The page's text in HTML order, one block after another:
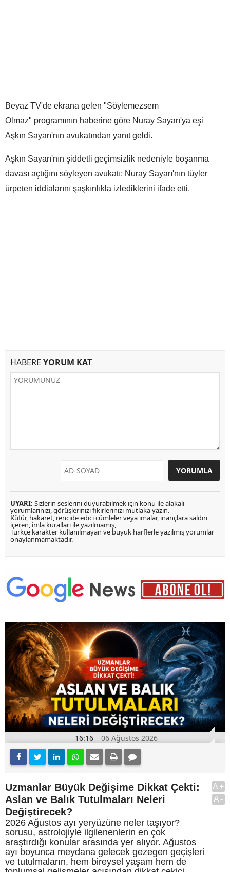
Beyaz TV'de ekrana gelen "Söylemezsem
Olmaz" programının haberine göre Nuray Sayarı'ya eşi
Aşkın Sayarı'nın avukatından yanıt geldi.
Aşkın Sayarı'nın şiddetli geçimsizlik nedeniyle boşanma
davası açtığını söyleyen avukatı; Nuray Sayarı'nın tüyler
ürpeten iddialarını şaşkınlıkla izlediklerini ifade etti.
HABERE YORUM KAT
UYARI: Sizlerin seslerini duyurabilmek için konu ile alakalı
yorumlarınızı, görüşlerinizi fikirlerinizi mutlaka yazın.
Küfür, hakaret, rencide edici cümleler veya imalar, inançlara saldırı
içeren, imla kuralları ile yazılmamış,
Türkçe karakter kullanılmayan ve büyük harflerle yazılmış yorumlar
onaylanmamaktadır.
16:16 06 Ağustos 2026
Uzmanlar Büyük Değişime Dikkat Çekti:
Aslan ve Balık Tutulmaları Neleri
Değiştirecek?
2026 Ağustos ayı yeryüzüne neler taşıyor?
sorusu, astrolojiyle ilgilenenlerin en çok
araştırdığı konular arasında yer alıyor. Ağustos
ayı boyunca meydana gelecek gezegen geçişleri
ve tutulmaların, hem bireysel yaşam hem de
A+
A-